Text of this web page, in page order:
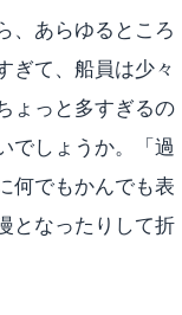
、あらゆるところ
ぎて、船員は少々
ょっと多すぎるの
でしょうか。「過
何でもかんでも表
となったりして折